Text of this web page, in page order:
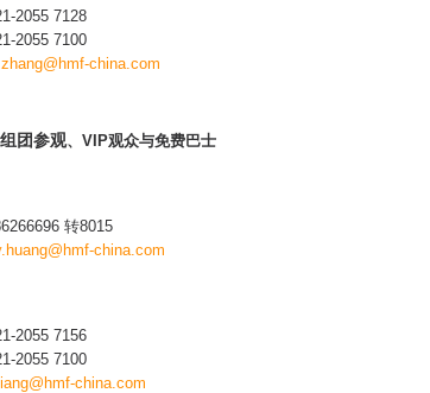
2055 7128
2055 7100
china.com
团参观、VIP观众与免费巴士
转8015
china.com​
2055 7156
2055 7100
@hmf-china.com